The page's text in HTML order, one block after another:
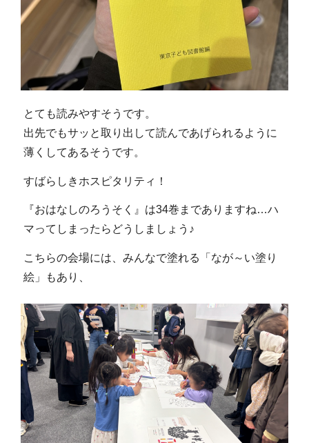
とても読みやすそうです。
出先でもサッと取り出して読んであげられるように
薄くしてあるそうです。
すばらしきホスピタリティ！
『おはなしのろうそく』は34巻までありますね…ハ
マってしまったらどうしましょう♪
こちらの会場には、みんなで塗れる「なが～い塗り
絵」もあり、